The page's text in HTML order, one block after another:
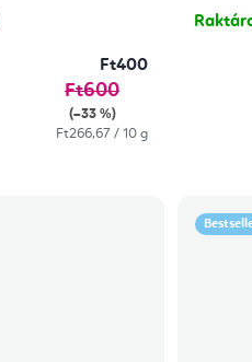
Ft400
Ft600
(–33 %)
Egységár:
Ft266,67 / 10 g